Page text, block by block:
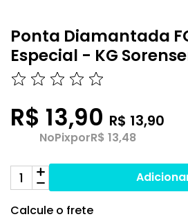
Ponta Diamantada
Especial - KG
R$ 13,90 R$ 13,90
NoPixporR$ 13,48
Calcule o frete